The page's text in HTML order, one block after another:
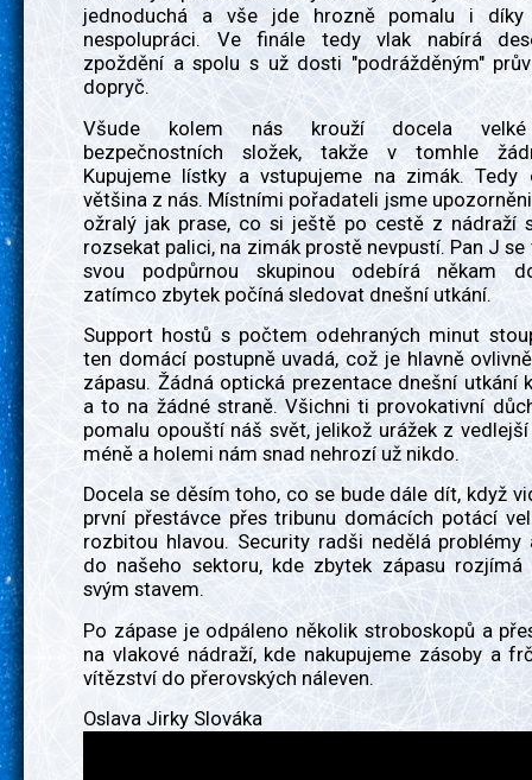
jednoduchá a vše jde hrozně pomalu i díky
nespolupráci. Ve finále tedy vlak nabírá
zpoždění a spolu s už dosti "podrážděným"
dopryč.
Všude kolem nás krouží docela velké
bezpečnostních složek, takže v tomhle
Kupujeme lístky a vstupujeme na zimák. Tedy
většina z nás. Místními pořadateli jsme
ožralý jak prase, co si ještě po cestě z nádraží
rozsekat palici, na zimák prostě nevpustí. Pan J se
svou podpůrnou skupinou odebírá někam
zatímco zbytek počíná sledovat dnešní utkání.
Support hostů s počtem odehraných minut
ten domácí postupně uvadá, což je hlavně
zápasu. Žádná optická prezentace dnešní utkání
a to na žádné straně. Všichni ti provokativní
pomalu opouští náš svět, jelikož urážek z
méně a holemi nám snad nehrozí už nikdo.
Docela se děsím toho, co se bude dále dít, když
první přestávce přes tribunu domácích potácí
rozbitou hlavou. Security radši nedělá
do našeho sektoru, kde zbytek zápasu
svým stavem.
Po zápase je odpáleno několik stroboskopů a
na vlakové nádraží, kde nakupujeme zásoby a
vítězství do přerovských náleven.
Oslava Jirky Slováka